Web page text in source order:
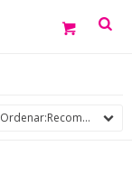
Recomendados